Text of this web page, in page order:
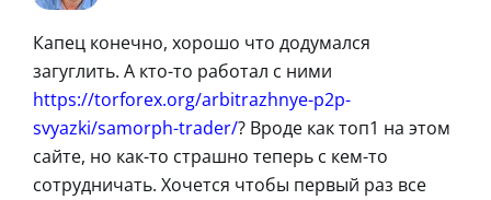
Капец конечно, хорошо что додумался
загуглить. А кто-то работал с ними
https://torforex.org/arbitrazhnye-p2p-
svyazki/samorph-trader/? Вроде как топ1 на этом
сайте, но как-то страшно теперь с кем-то
сотрудничать. Хочется чтобы первый раз все